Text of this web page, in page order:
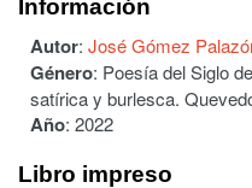
Información
Autor: José Gómez
Género: Poesía del Siglo
satírica y burlesca.
Año: 2022
Libro impreso